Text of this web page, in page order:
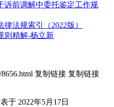
诉前调解中委托鉴定工作规
法规索引（2022版）
则精解-杨立新
复制链接 复制链接
于 2022年5月17日